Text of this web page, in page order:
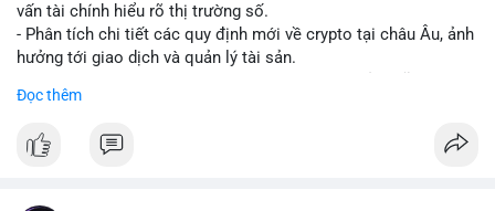
vấn tài chính hiểu rõ thị trường số.
- Phân tích chi tiết các quy định mới về crypto tại châu Âu, ảnh
hưởng tới giao dịch và quản lý tài sản.
nhà đầu tư chuẩn bị chiến lược.
trong lĩnh vực blockchain.
Đọc thêm